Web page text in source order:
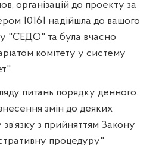
організацій до проекту за
10161 надійшла до вашого
"СЕДО" та була вчасно
комітету у систему
питань порядку денного.
змін до деяких
з прийняттям Закону
процедуру"